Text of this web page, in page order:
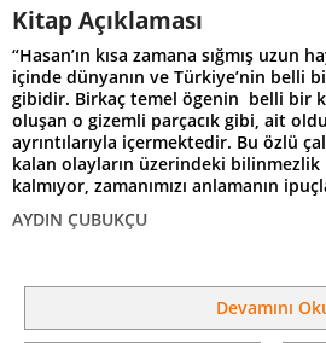
Kitap Açıklaması
“Hasan’ın kısa zamana sığmış uzun
içinde dünyanın ve Türkiye’nin belli
gibidir. Birkaç temel ögenin belli bir
oluşan o gizemli parçacık gibi, ait
ayrıntılarıyla içermektedir. Bu özlü
kalan olayların üzerindeki bilinmezlik
kalmıyor, zamanımızı anlamanın
AYDIN ÇUBUKÇU
Hasan’ı okumak, arkadaşları Deniz,
idamdan kurtarmak için son anda
çok düşük bir eyleme girişen genç
Devamını